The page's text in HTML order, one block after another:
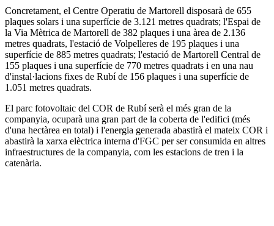
Concretament, el Centre Operatiu de Martorell disposarà de 655
plaques solars i una superfície de 3.121 metres quadrats; l'Espai de
la Via Mètrica de Martorell de 382 plaques i una àrea de 2.136
metres quadrats, l'estació de Volpelleres de 195 plaques i una
superfície de 885 metres quadrats; l'estació de Martorell Central de
155 plaques i una superfície de 770 metres quadrats i en una nau
d'instal·lacions fixes de Rubí de 156 plaques i una superfície de
1.051 metres quadrats.
El parc fotovoltaic del COR de Rubí serà el més gran de la
companyia, ocuparà una gran part de la coberta de l'edifici (més
d'una hectàrea en total) i l'energia generada abastirà el mateix COR i
abastirà la xarxa elèctrica interna d'FGC per ser consumida en altres
infraestructures de la companyia, com les estacions de tren i la
catenària.